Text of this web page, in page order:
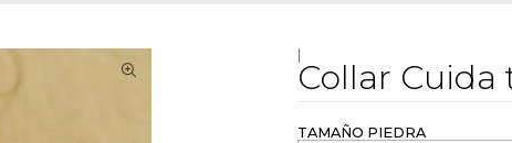
Collar
TAMAÑO PIEDRA